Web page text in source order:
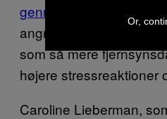
gennemsnit otte timers
angrebene, hvoraf det
som så mere
højere stressreaktioner
Caroline Lieberman,
Or,